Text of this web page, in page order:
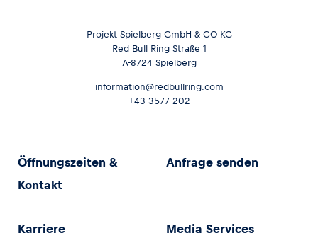
Projekt Spielberg GmbH & CO KG
Red Bull Ring Straße 1
A-8724 Spielberg
information@redbullring.com
+43 3577 202
Öffnungszeiten &
Kontakt
Anfrage senden
Karriere Media Services